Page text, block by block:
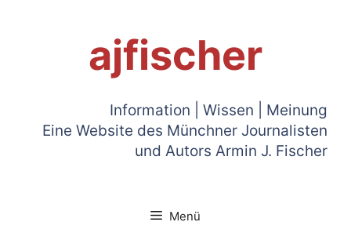
ajfischer
Information | Wissen | Meinung
Eine Website des Münchner Journalisten
und Autors Armin J. Fischer
Menü